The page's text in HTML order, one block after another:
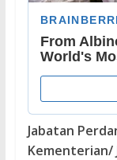
Jabatan
Kementerian/